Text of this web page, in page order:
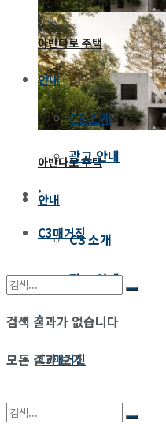
아반다로 주택
안내
C3 소개
광고 안내
:
C3매거진
아반다로 주택
안내
C3 소개
광고 안내
:
C3매거진
검색 결과가 없습니다
모든 결과 보기